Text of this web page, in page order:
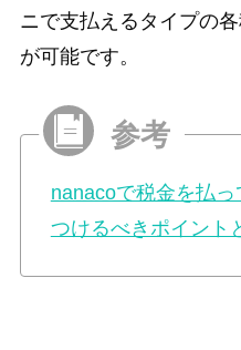
ニで支払えるタイプの
が可能です。
nanacoで税金を払
つけるべきポイント